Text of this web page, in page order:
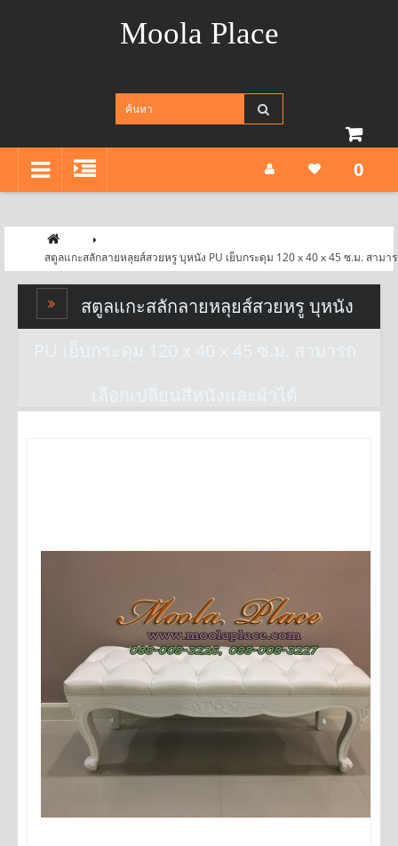
Moola Place
0
สตูลแกะสลักลายหลุยส์สวยหรู บุหนัง PU เย็บกระดุม 120 x 40 x 45 ซ.ม. สามา
สตูลแกะสลักลายหลุยส์สวยหรู บุหนัง
PU เย็บกระดุม 120 x 40 x 45 ซ.ม. สามารถ
เลือกเปลี่ยนสีหนังและผ้าได้